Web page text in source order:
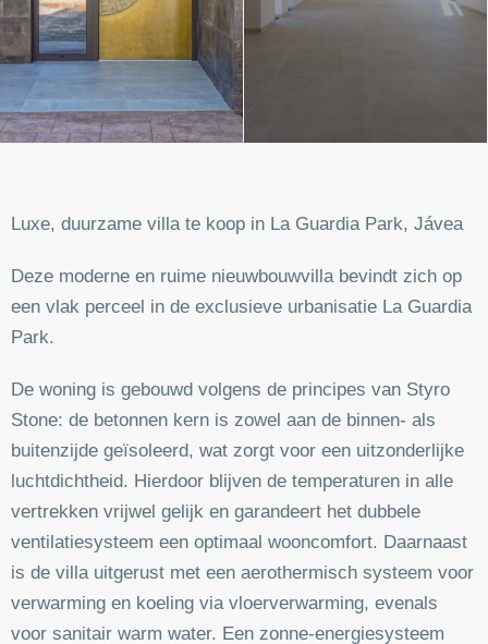
Luxe, duurzame villa te koop in La Guardia Park, Jávea
Deze moderne en ruime nieuwbouwvilla bevindt zich op
een vlak perceel in de exclusieve urbanisatie La Guardia
Park.
De woning is gebouwd volgens de principes van Styro
Stone: de betonnen kern is zowel aan de binnen- als
buitenzijde geïsoleerd, wat zorgt voor een uitzonderlijke
luchtdichtheid. Hierdoor blijven de temperaturen in alle
vertrekken vrijwel gelijk en garandeert het dubbele
ventilatiesysteem een optimaal wooncomfort. Daarnaast
is de villa uitgerust met een aerothermisch systeem voor
verwarming en koeling via vloerverwarming, evenals
voor sanitair warm water. Een zonne-energiesysteem